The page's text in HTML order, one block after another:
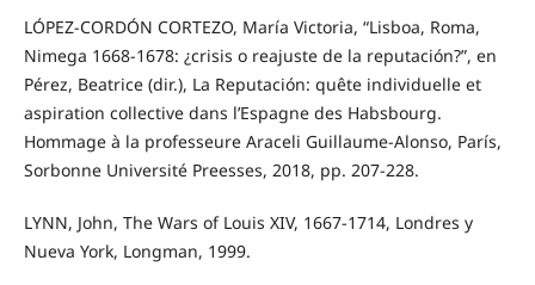
LÓPEZ-CORDÓN CORTEZO, María Victoria, “Lisboa, Roma,
Nimega 1668-1678: ¿crisis o reajuste de la reputación?”, en
Pérez, Beatrice (dir.), La Reputación: quête individuelle et
aspiration collective dans l’Espagne des Habsbourg.
Hommage à la professeure Araceli Guillaume-Alonso, París,
Sorbonne Université Preesses, 2018, pp. 207-228.
LYNN, John, The Wars of Louis XIV, 1667-1714, Londres y
Nueva York, Longman, 1999.